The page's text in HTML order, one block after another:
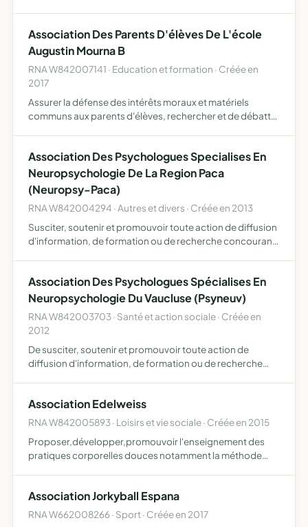
Association Des Parents D'élèves De L'école
Augustin Mourna B
RNA W842007141 · Education et formation · Créée en
2017
Assurer la défense des intérêts moraux et matériels
communs aux parents d'élèves, rechercher et de débattre
Association Des Psychologues Specialises En
Neuropsychologie De La Region Paca
(Neuropsy-Paca)
RNA W842004294 · Autres et divers · Créée en 2013
Susciter, soutenir et promouvoir toute action de diffusion
d'information, de formation ou de recherche concourant
se don…
Association Des Psychologues Spécialises En
Neuropsychologie Du Vaucluse (Psyneuv)
RNA W842003703 · Santé et action sociale · Créée en
2012
De susciter, soutenir et promouvoir toute action de
diffusion d'information, de formation ou de recherche
cela, elle se donn…
Association Edelweiss
RNA W842005893 · Loisirs et vie sociale · Créée en 2015
Proposer,développer,promouvoir l'enseignement des
pratiques corporelles douces notamment la méthode
l'apprentissage de …
Association Jorkyball Espana
RNA W662008266 · Sport · Créée en 2017